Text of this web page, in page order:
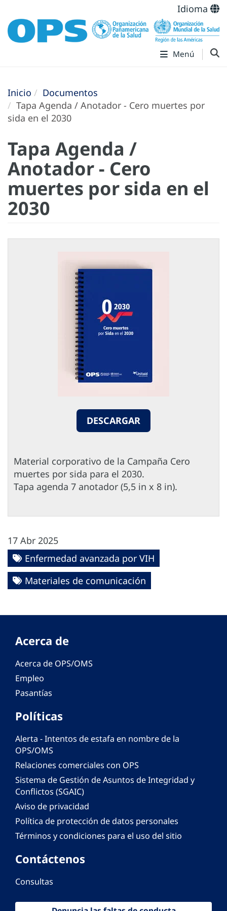
Idioma
Menú
Inicio
Documentos
Tapa Agenda / Anotador - Cero muertes por
sida en el 2030
Tapa Agenda /
Anotador - Cero
muertes por sida en el
2030
DESCARGAR
Material corporativo de la Campaña Cero
muertes por sida para el 2030.
Tapa agenda 7 anotador (5,5 in x 8 in).
17 Abr 2025
Enfermedad avanzada por VIH
Materiales de comunicación
Acerca de
Acerca de OPS/OMS
Empleo
Pasantías
Políticas
Alerta - Intentos de estafa en nombre de la
OPS/OMS
Relaciones comerciales con OPS
Sistema de Gestión de Asuntos de Integridad y
Conflictos (SGAIC)
Aviso de privacidad
Política de protección de datos personales
Términos y condiciones para el uso del sitio
Contáctenos
Consultas